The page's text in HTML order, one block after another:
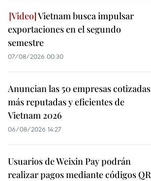
Vietnam busca impulsar
exportaciones en el segundo
semestre
07/08/2026 00:30
Anuncian las 50 empresas cotizadas
más reputadas y eficientes de
Vietnam 2026
06/08/2026 14:27
Usuarios de Weixin Pay podrán
realizar pagos mediante códigos QR